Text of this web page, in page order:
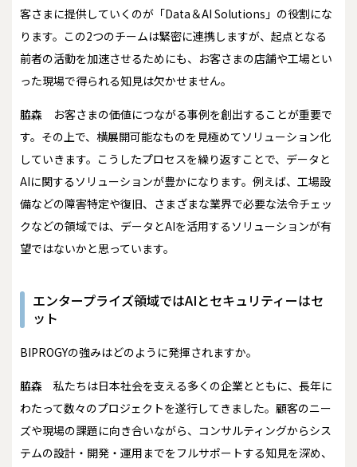
客さまに提供していくのが「Data＆AI Solutions」の役割にな
ります。この2つのチームは緊密に連携しますが、起点となる
前者の活動を加速させるためにも、お客さまの店舗や工場とい
った現場で得られる知見は欠かせません。
脇森
お客さまの価値につながる事例を創出することが重要で
す。その上で、横展開可能なものを見極めてソリューション化
していきます。こうしたプロセスを繰り返すことで、データと
AIに関するソリューションが豊かになります。例えば、工場設
備などの障害特定や復旧、さまざまな業界で必要な法令チェッ
クなどの領域では、データとAIを活用するソリューションが有
望ではないかと思っています。
エンタープライズ領域ではAIとセキュリティーはセ
ット
――BIPROGYの強みはどのように発揮されますか。
脇森
私たちは日本社会を支える多くの企業とともに、長年に
わたって数々のプロジェクトを遂行してきました。顧客のニー
ズや現場の課題に向き合いながら、コンサルティングからシス
テムの設計・開発・運用までをフルサポートする知見を深め、